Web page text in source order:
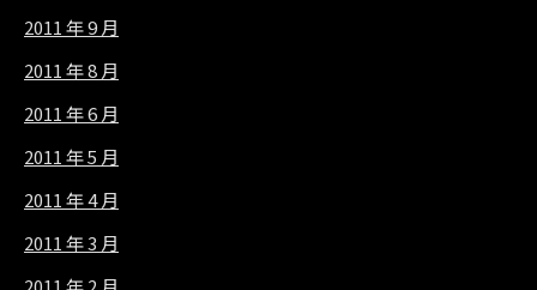
2011 年 9 月
2011 年 8 月
2011 年 6 月
2011 年 5 月
2011 年 4 月
2011 年 3 月